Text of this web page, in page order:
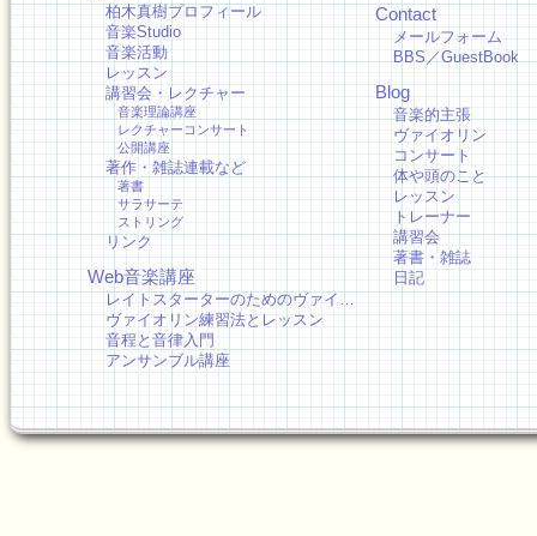
柏木真樹プロフィール
音楽Studio
音楽活動
レッスン
講習会・レクチャー
音楽理論講座
レクチャーコンサート
公開講座
著作・雑誌連載など
著書
サラサーテ
ストリング
リンク
Web音楽講座
レイトスターターのためのヴァイ…
ヴァイオリン練習法とレッスン
音程と音律入門
アンサンブル講座
Contact
メールフォーム
BBS／GuestBook
Blog
音楽的主張
ヴァイオリン
コンサート
体や頭のこと
レッスン
トレーナー
講習会
著書・雑誌
日記